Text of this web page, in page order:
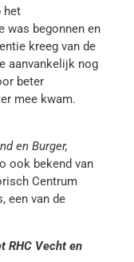
het
was begonnen en
kreeg van de
aanvankelijk nog
beter
mee kwam.
en Burger,
ook bekend van
Centrum
een van de
RHC Vecht en